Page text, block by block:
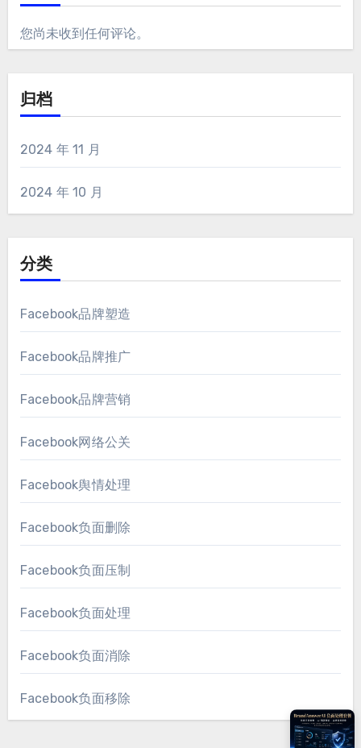
您尚未收到任何评论。
归档
2024 年 11 月
2024 年 10 月
分类
Facebook品牌塑造
Facebook品牌推广
Facebook品牌营销
Facebook网络公关
Facebook舆情处理
Facebook负面删除
Facebook负面压制
Facebook负面处理
Facebook负面消除
Facebook负面移除